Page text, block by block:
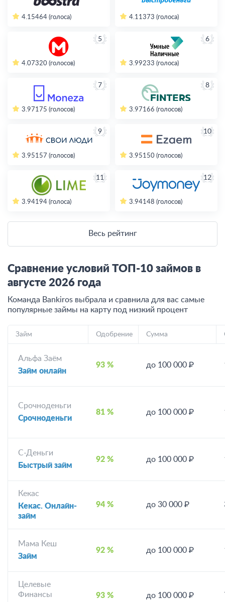
4.15464 (голоса) 4.11 373 (голоса)
5
4.07320 (голосов)
6
3.99233 (голоса)
7
3.97175 (голосов)
8
3.97166 (голосов)
9
3.95157 (голосов)
10
3.95150 (голосов)
11
3.94194 (голоса)
12
3.94148 (голосов)
Весь рейтинг
Сравнение условий ТОП-10 займов в
августе 2026 года
Команда Bankiros выбрала и сравнила для вас самые
популярные займы на карту под низкий процент
Займ Одобрение Сумма
Альфа Заём
Займ онлайн
93 % до 100 000 ₽
Срочноденьги
Срочноденьги
81 % до 100 000 ₽
С-Деньги
Быстрый займ
92 % до 100 000 ₽
Кекас
Кекас. Онлайн-
займ
94 % до 30 000 ₽
Мама Кеш
Займ
92 % до 100 000 ₽
Целевые
Финансы
93 % до 100 000 ₽